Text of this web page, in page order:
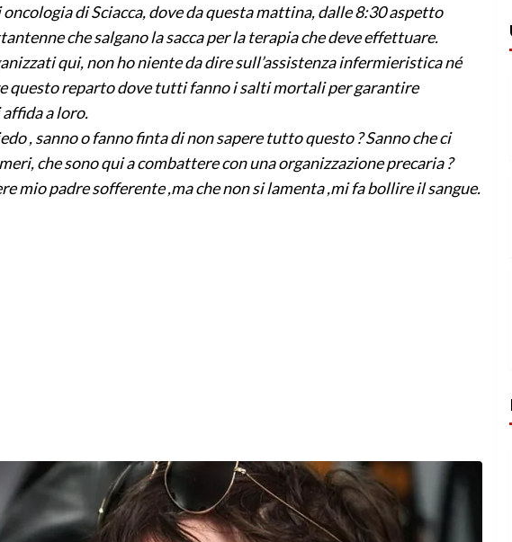
di Sciacca, dove da questa mattina, dalle 8:30 aspetto
che salgano la sacca per la terapia che deve effettuare.
qui, non ho niente da dire sull’assistenza infermieristica né
questo reparto dove tutti fanno i salti mortali per garantire
affida a loro.
, sanno o fanno finta di non sapere tutto questo ? Sanno che ci
che sono qui a combattere con una organizzazione precaria ?
mio padre sofferente ,ma che non si lamenta ,mi fa bollire il sangue.